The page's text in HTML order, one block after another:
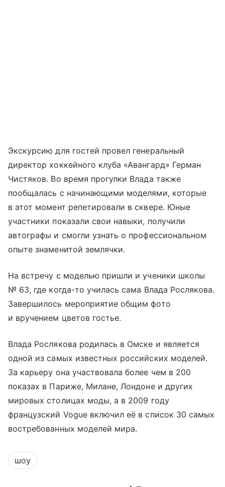
Экскурсию для гостей провел генеральный
директор хоккейного клуба «Авангард» Герман
Чистяков. Во время прогулки Влада также
пообщалась с начинающими моделями, которые
в этот момент репетировали в сквере. Юные
участники показали свои навыки, получили
автографы и смогли узнать о профессиональном
опыте знаменитой землячки.
На встречу с моделью пришли и ученики школы
№ 63, где когда-то училась сама Влада Рослякова.
Завершилось мероприятие общим фото
и вручением цветов гостье.
Влада Рослякова родилась в Омске и является
одной из самых известных российских моделей.
За карьеру она участвовала более чем в 200
показах в Париже, Милане, Лондоне и других
мировых столицах моды, а в 2009 году
французский Vogue включил её в список 30 самых
востребованных моделей мира.
шоу